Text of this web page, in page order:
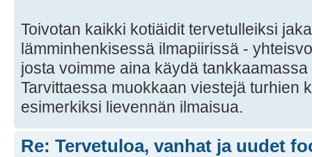
Toivotan kaikki kotiäidit tervetulleiksi
lämminhenkisessä ilmapiirissä -
josta voimme aina käydä
Tarvittaessa muokkaan viestejä turhien
esimerkiksi lievennän ilmaisua.
Re: Tervetuloa, vanhat ja uudet